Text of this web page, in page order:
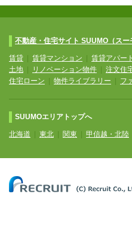
不動産・住宅サイト SUUMO（スー
賃貸 賃貸マンション 賃貸アパート
土地
リノベーション物件 注文住
住宅ローン
物件ライブラリー フ
SUUMOエリアトップへ
北海道 東北 関東 甲信越・北陸